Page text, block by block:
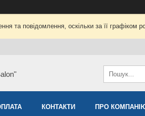
та повідомлення, оскільки за її
КОНТАКТИ ПРО